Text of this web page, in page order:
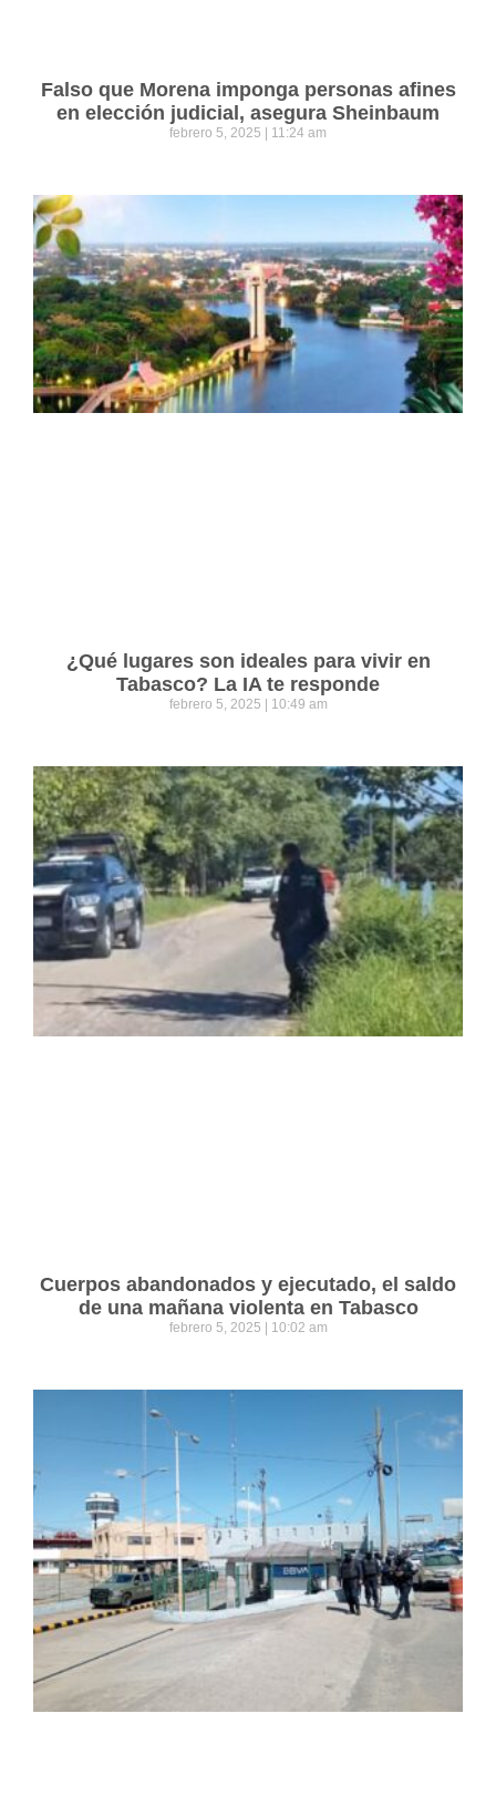
Falso que Morena imponga personas afines
en elección judicial, asegura Sheinbaum
febrero 5, 2025 11:24 am
¿Qué lugares son ideales para vivir en
Tabasco? La IA te responde
febrero 5, 2025 10:49 am
Cuerpos abandonados y ejecutado, el saldo
de una mañana violenta en Tabasco
febrero 5, 2025 10:02 am